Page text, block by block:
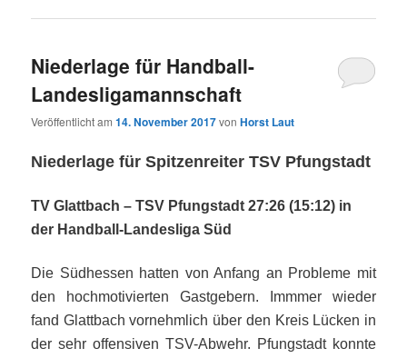
Niederlage für Handball-
Landesligamannschaft
Veröffentlicht am14. November 2017vonHorst Laut
Niederlage für Spitzenreiter TSV Pfungstadt
TV Glattbach – TSV Pfungstadt 27:26 (15:12) in
der Handball-Landesliga Süd
Die Südhessen hatten von Anfang an Probleme mit
den hochmotivierten Gastgebern. Immmer wieder
fand Glattbach vornehmlich über den Kreis Lücken in
der sehr offensiven TSV-Abwehr. Pfungstadt konnte